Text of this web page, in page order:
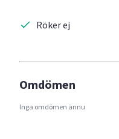
Röker ej
Omdömen
Inga omdömen ännu